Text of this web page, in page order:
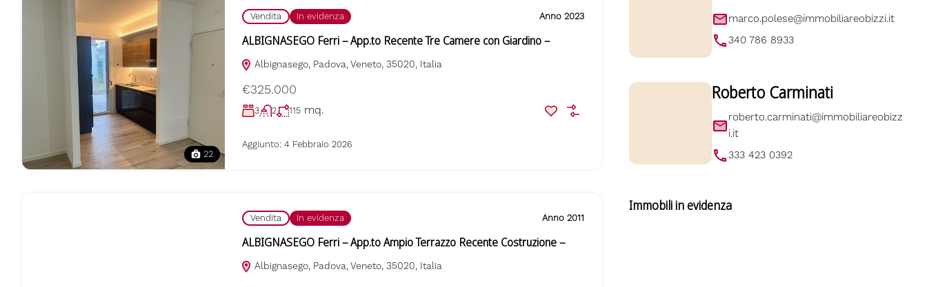
22
Vendita In evidenza Anno 2023
ALBIGNASEGO Ferri – App.to Recente Tre Camere con Giardino –
Albignasego, Padova, Veneto, 35020, Italia
€325.000
3 2 115 mq.
Aggiunto: 4 Febbraio 2026
Vendita In evidenza Anno 2011
ALBIGNASEGO Ferri – App.to Ampio Terrazzo Recente Costruzione –
Albignasego, Padova, Veneto, 35020, Italia
marco.polese@immobiliareobizzi.it
340 786 8933
Roberto Carminati
roberto.carminati@immobiliareobizz
i.it
333 423 0392
Immobili in evidenza